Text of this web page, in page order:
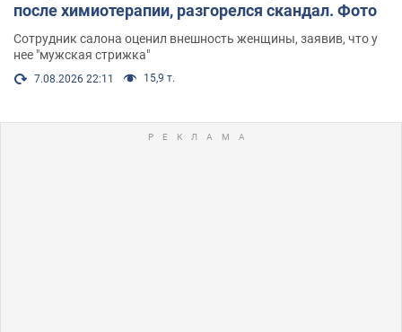
после химиотерапии, разгорелся скандал. Фото
Сотрудник салона оценил внешность женщины, заявив, что у
нее "мужская стрижка"
7.08.2026 22:11 15,9 т.